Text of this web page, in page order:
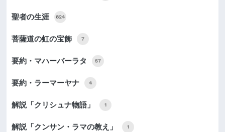
聖者の生涯 824
菩薩道の虹の宝飾 7
要約・マハーバーラタ 57
要約・ラーマーヤナ 4
解説「クリシュナ物語」 1
解説「クンサン・ラマの教え」 1